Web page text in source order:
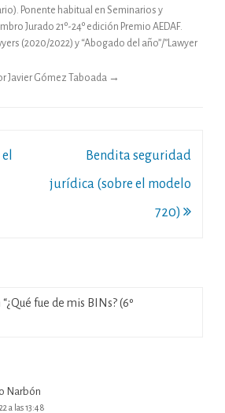
Ponente habitual en Seminarios y
Jurado 21º-24º edición Premio AEDAF.
(2020/2022) y “Abogado del año”/”Lawyer
Javier Gómez Taboada →
Bendita seguridad
jurídica (sobre el modelo
720)
¿Qué fue de mis BINs? (6º
Narbón
a las 13:48